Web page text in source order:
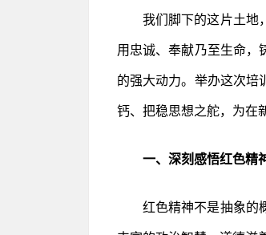
我们脚下的这片土地
用忠诚、奉献乃至生命，
的强大动力。举办这次培
钙、把稳思想之舵，为在
一、深刻感悟红色精
红色精神不是抽象的